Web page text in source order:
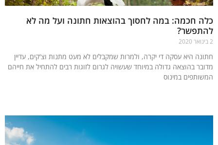
חכמה: במה לחסוך בהוצאות חתונה ועל מה לא
היא עסקה די יקרה, ולמרות שמקבלים לא מעט מתנות וצ'קים, עדיין
בהוצאה גדולה במיוחד שעשויה לגרום לזוגות רבים להתחיל את חייהם
במינוס